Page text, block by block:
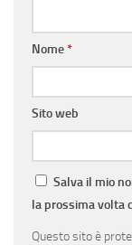
Nome*
Sito web
Salva il mio
la prossima volta
Questo sito è